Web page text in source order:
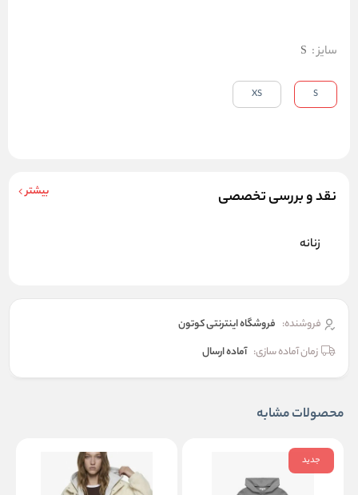
نقد و بررسی تخصصی بیشتر
زنانه
فروشنده: فروشگاه اینترنتی کوتون
زمان آماده سازی: آماده ارسال
سایز:
S
S
XS
محصولات مشابه
جدید